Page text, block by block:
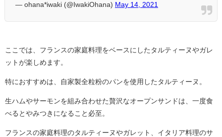
— ohana*iwaki (@IwakiOhana) May 14, 2021
ここでは、フランスの家庭料理をベースにしたタルティーヌやガレ
ットが楽しめます。
特におすすめは、自家製全粒粉のパンを使用したタルティーヌ。
生ハムやサーモンを組み合わせた贅沢なオープンサンドは、一度食
べるとやみつきになること必至。
フランスの家庭料理のタルティーヌやガレット、イタリア料理のサ